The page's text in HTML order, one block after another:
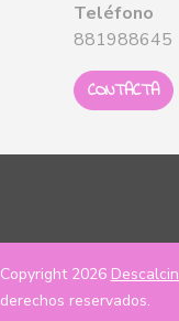
Teléfono
881988645
CONTACTA
Copyright 2026
derechos reservados.